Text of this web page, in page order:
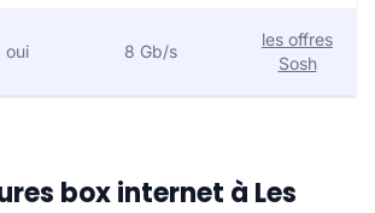
oui 8 Gb/s
les offres
Sosh
box internet à Les